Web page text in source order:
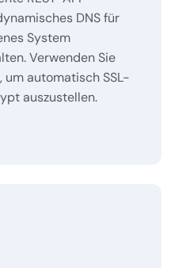
DNS für
System
Verwenden Sie
um automatisch SSL-
auszustellen.